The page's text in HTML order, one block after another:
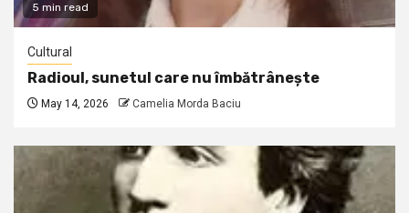
5 min read
Cultural
Radioul, sunetul care nu îmbătrânește
May 14, 2026 Camelia Morda Baciu